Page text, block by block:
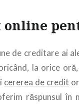
online
de creditare ai
la orice
cererea de credit
răspunsul în